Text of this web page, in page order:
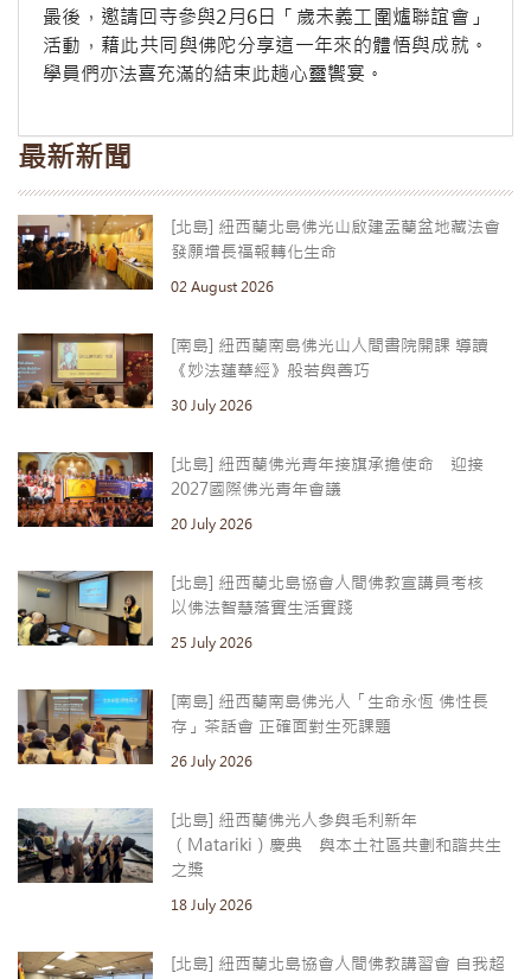
最後，邀請回寺參與2月6日「歲未義工圍爐聯誼會」
活動，藉此共同與佛陀分享這一年來的體悟與成就。
學員們亦法喜充滿的結束此趟心靈饗宴。
最新新聞
[北島] 紐西蘭北島佛光山啟建盂蘭盆地藏法會
發願增長福報轉化生命
02 August 2026
[南島] 紐西蘭南島佛光山人間書院開課 導讀
《妙法蓮華經》般若與善巧
30 July 2026
[北島] 紐西蘭佛光青年接旗承擔使命 迎接
2027國際佛光青年會議
20 July 2026
[北島] 紐西蘭北島協會人間佛教宣講員考核
以佛法智慧落實生活實踐
25 July 2026
[南島] 紐西蘭南島佛光人「生命永恆 佛性長
存」茶話會 正確面對生死課題
26 July 2026
[北島] 紐西蘭佛光人參與毛利新年
（Matariki）慶典 與本土社區共劃和諧共生
之槳
18 July 2026
[北島] 紐西蘭北島協會人間佛教講習會 自我超